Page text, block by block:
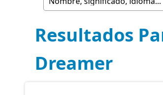
Resultados
Dreamer